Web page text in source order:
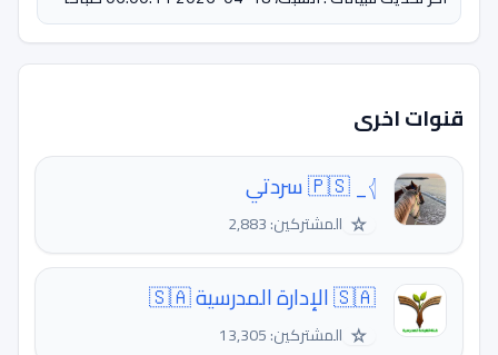
قنوات اخرى
🇵🇸 _𓂆 سردتي
☆ المشتركين: 2,883
🇸🇦 الإدارة المدرسية 🇸🇦
☆ المشتركين: 13,305